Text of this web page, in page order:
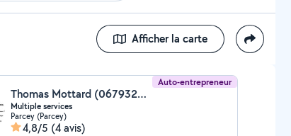
Afficher la carte
Auto-entrepreneur
Thomas Mottard (0679323412)
Multiple services
Parcey (Parcey)
4,8/5 (4 avis)